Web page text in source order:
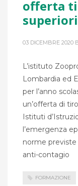
offerta
superiori
03 DICEMBRE 2020
L’istituto
Lombardia ed
per l’anno
un’offerta di
Istituti
l’emergenza
norme previste
anti-contagio
FORMAZIONE